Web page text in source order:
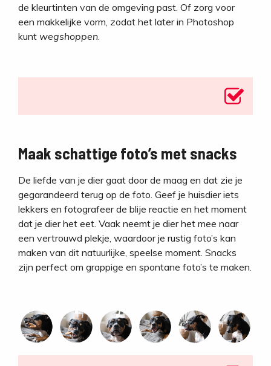
de kleurtinten van de omgeving past. Of zorg voor
een makkelijke vorm, zodat het later in Photoshop
kunt wegshoppen.
Maak schattige foto’s met snacks
De liefde van je dier gaat door de maag en dat zie je
gegarandeerd terug op de foto. Geef je huisdier iets
lekkers en fotografeer de blije reactie en het moment
dat je dier het eet. Vaak neemt je dier het mee naar
een vertrouwd plekje, waardoor je rustig foto’s kan
maken van dit natuurlijke, speelse moment. Snacks
zijn perfect om grappige en spontane foto’s te maken.